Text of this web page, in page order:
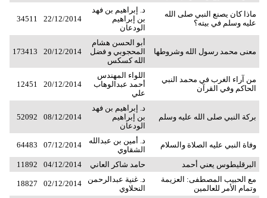
ماذا كان يصنع النبي صلى الله
عليه وسلم في بيته؟
د. إبراهيم بن فهد
بن إبراهيم
الودعان
22/12/2014
34511
معنى محمد رسول الله وشروطها
أبو الحسن هشام
المحجوبي و فضل
الله كسكس
20/12/2014
173413
من آراء الغرب في محمد النبي
الحاكم وفي القرآن
اللواء المهندس
أحمد عبدالوهاب
علي
20/12/2014
12451
بركة النبي صلى الله عليه وسلم
د. إبراهيم بن فهد
بن إبراهيم
الودعان
08/12/2014
52092
وفاة النبي عليه الصلاة والسلام
د. أمين بن عبدالله
الشقاوي
07/12/2014
64483
البرقليطوس يعني أحمد حامد شاكر العاني 04/12/2014
11892
مع الحبيب المصطفى: العزيمة
وتمام الأمر للعالمين
د. غنية عبدالرحمن
النحلاوي
02/12/2014
18827